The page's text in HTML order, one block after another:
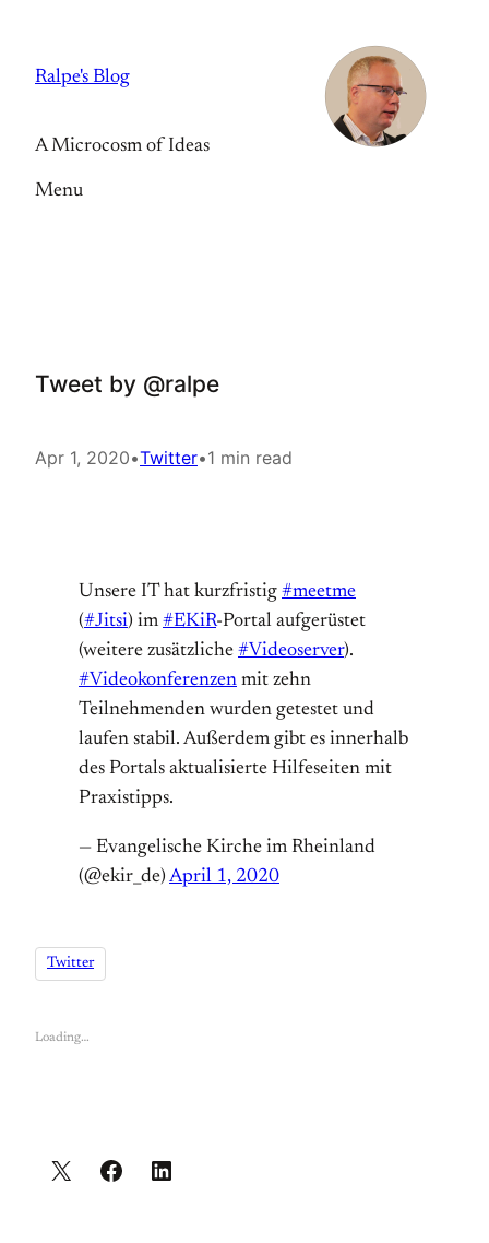
content
Ralpe's Blog
A Microcosm of Ideas
Menu
Tweet by @ralpe
Apr 1, 2020•Twitter•1 min read
Unsere IT hat kurzfristig #meetme
(#Jitsi) im #EKiR-Portal aufgerüstet
(weitere zusätzliche #Videoserver).
#Videokonferenzen mit zehn
Teilnehmenden wurden getestet und
laufen stabil. Außerdem gibt es innerhalb
des Portals aktualisierte Hilfeseiten mit
Praxistipps.
— Evangelische Kirche im Rheinland
(@ekir_de) April 1, 2020
Twitter
Loading…